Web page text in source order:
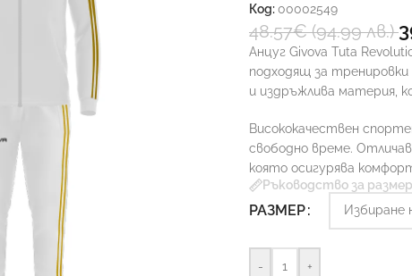
Код: 00002549
48.57€(94.99 лв.)
Анцуг Givova Tuta
подходящ за тренировки
и издръжлива материя,
Висококачествен
свободно време.
която осигурява
Ръководство за
РАЗМЕР
- +